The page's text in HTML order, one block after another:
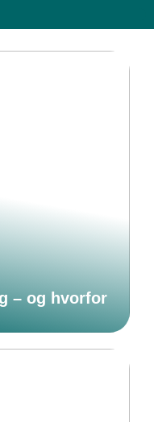
– og hvorfor